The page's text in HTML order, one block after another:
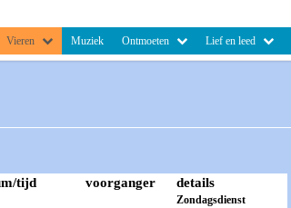
Vieren Muziek Ontmoeten Lief en leed
tijd voorganger details
Zondagsdienst